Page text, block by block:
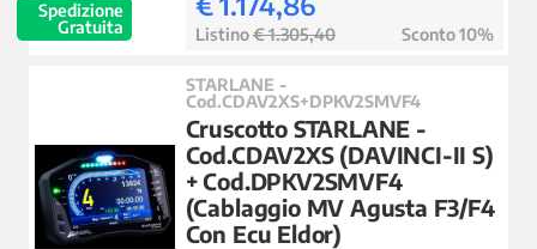
Spedizione
Gratuita Listino€ 1.305,40 Sconto 10%
STARLANE -
Cod.CDAV2XS+DPKV2SMVF4
Cruscotto STARLANE -
Cod.CDAV2XS (DAVINCI-II S)
+ Cod.DPKV2SMVF4
(Cablaggio MV Agusta F3/F4
Con Ecu Eldor)